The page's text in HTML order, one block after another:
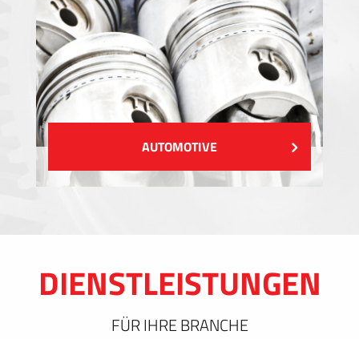
AUTOMOTIVE
DIENSTLEISTUNGEN
FÜR IHRE BRANCHE